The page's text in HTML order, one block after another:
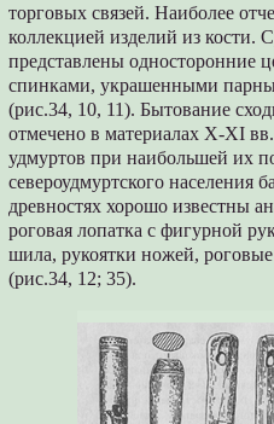
торговых связей. Наиболее
коллекцией изделий из кости.
представлены односторонние
спинками, украшенными
(рис.34, 10, 11). Бытование
отмечено в материалах X-XI
удмуртов при наибольшей их
североудмуртского населения
древностях хорошо известны
роговая лопатка с фигурной
шила, рукоятки ножей,
(рис.34, 12; 35).